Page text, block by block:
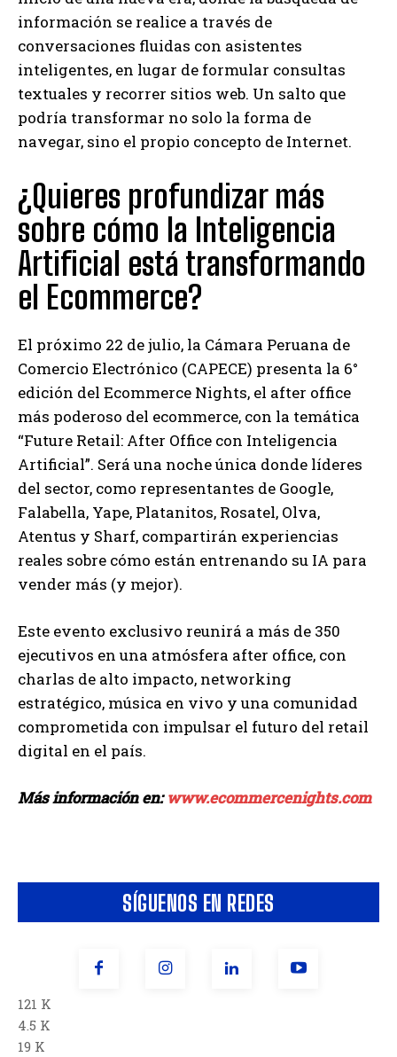
SÍGUENOS EN REDES
121 K
4.5 K
19 K
información se realice a través de
conversaciones fluidas con asistentes
inteligentes, en lugar de formular consultas
textuales y recorrer sitios web. Un salto que
podría transformar no solo la forma de
navegar, sino el propio concepto de Internet.
¿Quieres profundizar más
sobre cómo la Inteligencia
Artificial está transformando
el Ecommerce?
El próximo 22 de julio, la Cámara Peruana de
Comercio Electrónico (CAPECE) presenta la 6°
edición del Ecommerce Nights, el after office
más poderoso del ecommerce, con la temática
“Future Retail: After Office con Inteligencia
Artificial”. Será una noche única donde líderes
del sector, como representantes de Google,
Falabella, Yape, Platanitos, Rosatel, Olva,
Atentus y Sharf, compartirán experiencias
reales sobre cómo están entrenando su IA para
vender más (y mejor).
Este evento exclusivo reunirá a más de 350
ejecutivos en una atmósfera after office, con
charlas de alto impacto, networking
estratégico, música en vivo y una comunidad
comprometida con impulsar el futuro del retail
digital en el país.
Más información en:www.ecommercenights.com